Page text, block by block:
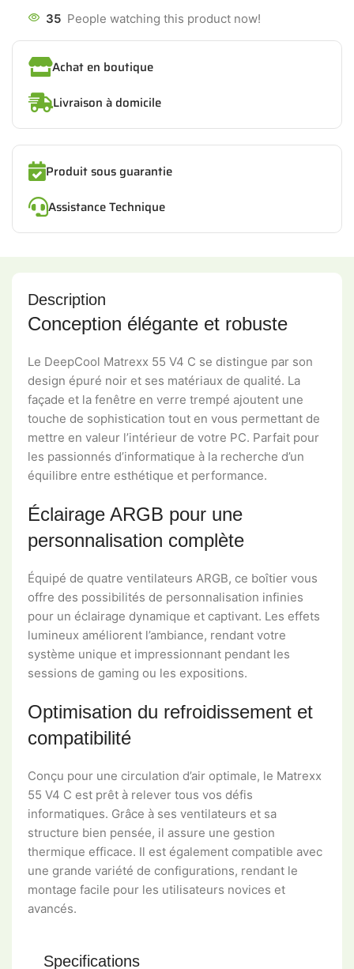
35 People watching this product now!
Achat en boutique
Livraison à domicile
Produit sous guarantie
Assistance Technique
Description
Conception élégante et robuste
Le DeepCool Matrexx 55 V4 C se distingue par son
design épuré noir et ses matériaux de qualité. La
façade et la fenêtre en verre trempé ajoutent une
touche de sophistication tout en vous permettant de
mettre en valeur l’intérieur de votre PC. Parfait pour
les passionnés d’informatique à la recherche d’un
équilibre entre esthétique et performance.
Éclairage ARGB pour une
personnalisation complète
Équipé de quatre ventilateurs ARGB, ce boîtier vous
offre des possibilités de personnalisation infinies
pour un éclairage dynamique et captivant. Les effets
lumineux améliorent l’ambiance, rendant votre
système unique et impressionnant pendant les
sessions de gaming ou les expositions.
Optimisation du refroidissement et
compatibilité
Conçu pour une circulation d’air optimale, le Matrexx
55 V4 C est prêt à relever tous vos défis
informatiques. Grâce à ses ventilateurs et sa
structure bien pensée, il assure une gestion
thermique efficace. Il est également compatible avec
une grande variété de configurations, rendant le
montage facile pour les utilisateurs novices et
avancés.
Specifications